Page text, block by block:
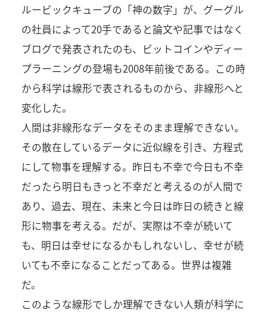
ルービックキューブの「神の数字」が、グーグル
の社員によって20手であると論文や記事ではなく
ブログで発表されたのも、ビットコインやディー
プラーニングの登場も2008年前後である。この時
から科学は線形で表されるものから、非線形へと
変化した。
人間は非線形なデータをそのまま理解できない。
その散在しているデータに近似線を引き、方程式
にして物事を理解する。昨日も不幸で今日も不幸
だったら明日もきっと不幸だと考えるのが人間で
あり、過去、現在、未来と今日は昨日の続きと線
形に物事を考える。だが、実際は不幸が続いて
も、明日は幸せになるかもしれないし、幸せが続
いても不幸になることだってある。世界は複雑
だ。
このような線形でしか理解できない人類が科学に